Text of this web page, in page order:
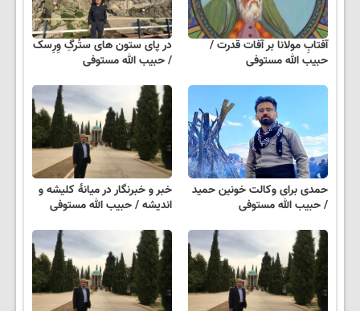
آفتابِ مولانا بر آفات قدرت /
حبیب الله مستوفی
در پای ستون های ستُرگِ وِرِسک
/ حبیب الله مستوفی
حمدی برای وکالت خونین حمید
/ حبیب الله مستوفی
خبر و خبرنگار در میانهٔ کلیشه و
اندیشه / حبیب الله مستوفی